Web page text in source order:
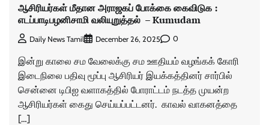
ஆசிரியர்கள் மீதான அராஜகப் போக்கை கைவிடுக :
எடப்பாடிபழனிசாமி வலியுறுத்தல் – Kumudam
Daily News Tamil December 26, 2025 0
இன்று காலை சம வேலைக்கு சம ஊதியம் வழங்கக் கோரி
இடைநிலை பதிவு மூப்பு ஆசிரியர் இயக்கத்தினர் சார்பில்
சென்னை டிபிஐ வளாகத்தில் போராட்டம் நடத்த முயன்ற
ஆசிரியர்கள் கைது செய்யப்பட்டனர். காவல் வாகனத்தை
[…]